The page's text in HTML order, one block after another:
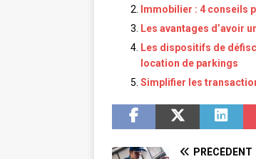
Immobilier : 4 conseils
Les avantages d’avoir
Les dispositifs de
location de parkings
Simplifier les
PRÉCÉDENT